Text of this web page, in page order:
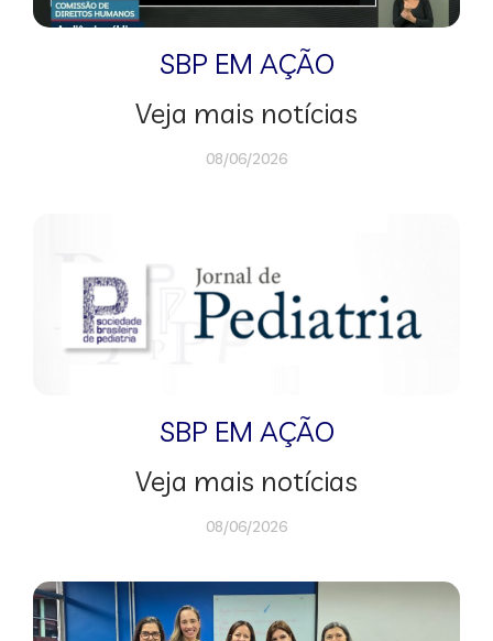
SBP EM AÇÃO
Veja mais notícias
08/06/2026
SBP EM AÇÃO
Veja mais notícias
08/06/2026